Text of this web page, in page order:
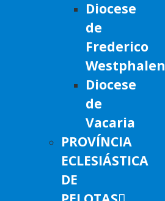
Diocese
de
Frederico
Westphalen
Diocese
de
Vacaria
PROVÍNCIA
ECLESIÁSTICA
DE